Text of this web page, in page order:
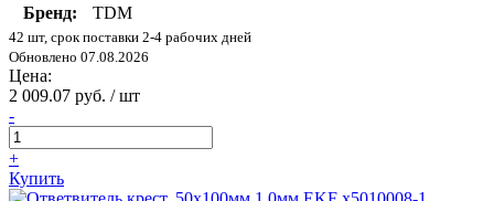
Бренд:
TDM
42 шт, срок поставки 2-4 рабочих дней
Обновлено 07.08.2026
Цена:
2 009.07 руб. / шт
-
+
Купить